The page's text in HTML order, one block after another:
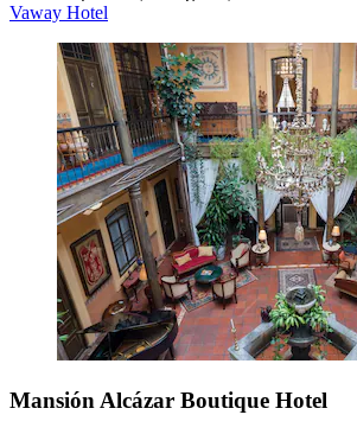
Vaway Hotel
Mansión Alcázar Boutique Hotel